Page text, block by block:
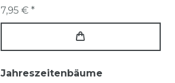
7,95 € *
Jahreszeitenbäume